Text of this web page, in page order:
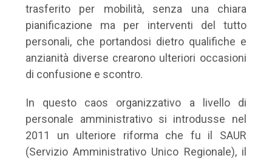
trasferito per mobilità, senza una chiara
pianificazione ma per interventi del tutto
personali, che portandosi dietro qualifiche e
anzianità diverse crearono ulteriori occasioni
di confusione e scontro.
In questo caos organizzativo a livello di
personale amministrativo si introdusse nel
2011 un ulteriore riforma che fu il SAUR
(Servizio Amministrativo Unico Regionale), il